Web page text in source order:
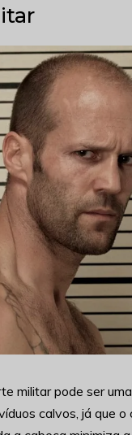
militar pode ser
calvos, já que o